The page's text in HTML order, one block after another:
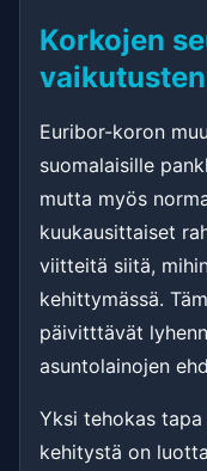
Korkojen
Euribor-koron
suomalaisille
mutta myös
kuukausittaiset
viitteitä siitä,
kehittymässä.
päivitttävät
asuntolainojen
Yksi tehokas
kehitystä on